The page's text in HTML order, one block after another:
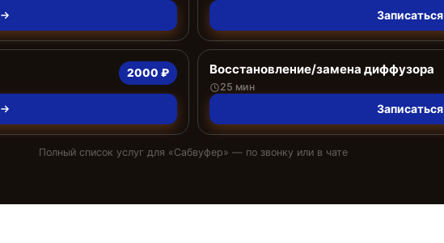
Записаться
2000 ₽ Восстановление/замена диффузора
25 мин
Записаться
Полный список услуг для «Сабвуфер» — по звонку или в чате